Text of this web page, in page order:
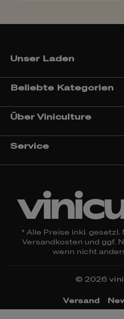
Unser Laden
Beliebte Kategorien
Über Viniculture
Service
* Alle Preise inkl.
Versandkosten und ggf.
wenn nicht
© 2026
Versand